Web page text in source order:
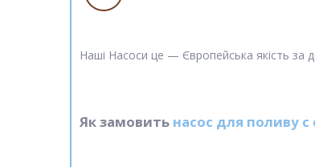
Наші Насоси це — Європейська якість за
Як замовить насос для поливу